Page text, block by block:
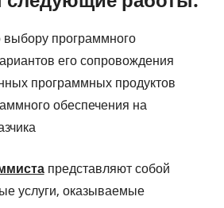
выбору программного
его сопровождения
программных продуктов
обеспечения на
представляют собой
услуги, оказываемые